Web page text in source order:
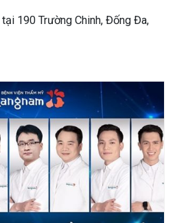
190 Trường Chinh, Đống Đa,